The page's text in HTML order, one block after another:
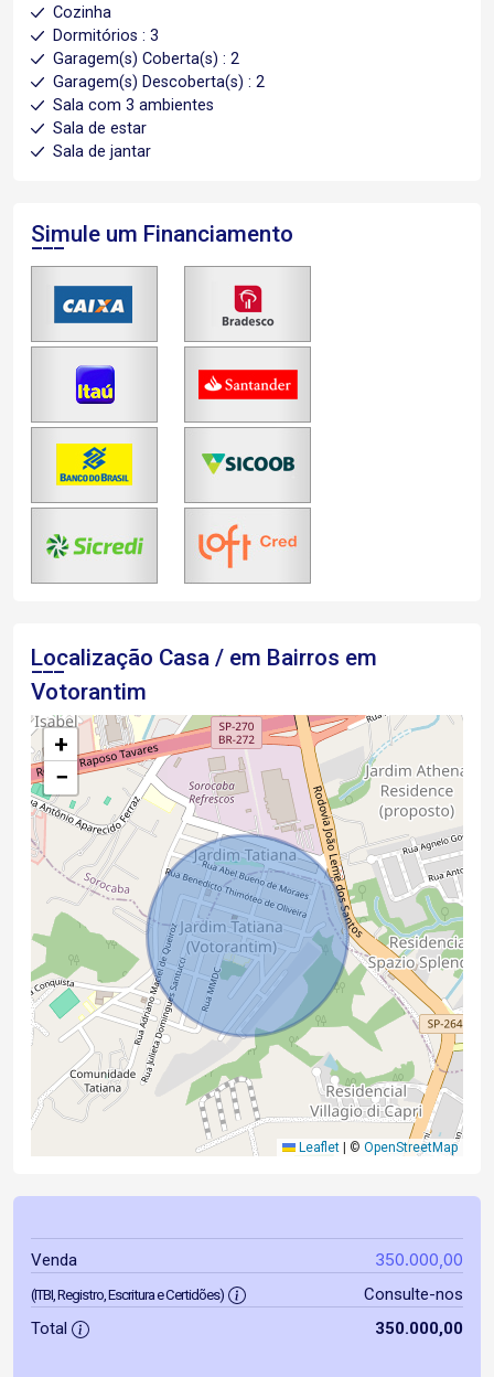
Cozinha
Dormitórios : 3
Garagem(s) Coberta(s) : 2
Garagem(s) Descoberta(s) : 2
Sala com 3 ambientes
Sala de estar
Sala de jantar
Simule um Financiamento
Localização Casa / em Bairros em
Votorantim
+
−
Leaflet © OpenStreetMap
Venda 350.000,00
(ITBI, Registro, Escritura e Certidões)
Consulte-nos
Total
350.000,00